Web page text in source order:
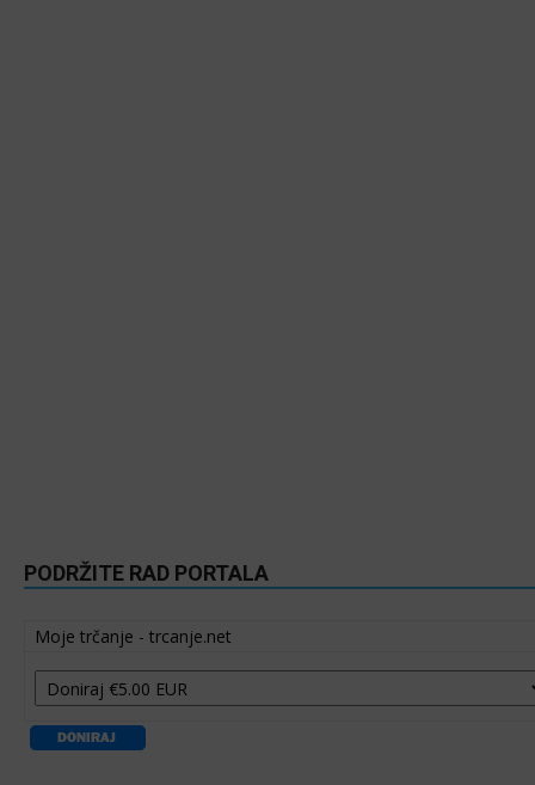
PODRŽITE RAD PORTALA
Moje trčanje - trcanje.net